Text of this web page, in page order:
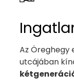
Az Öreghegy
utcájában